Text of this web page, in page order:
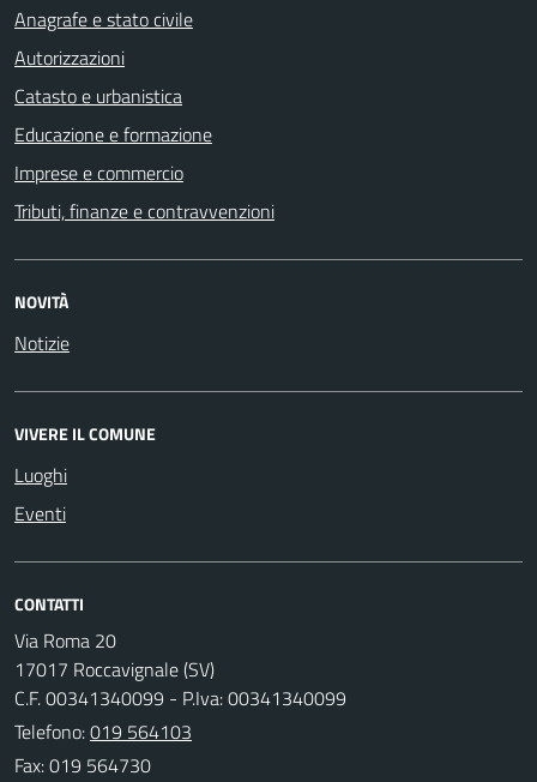
Anagrafe e stato civile
Autorizzazioni
Catasto e urbanistica
Educazione e formazione
Imprese e commercio
Tributi, finanze e contravvenzioni
NOVITÀ
Notizie
VIVERE IL COMUNE
Luoghi
Eventi
CONTATTI
Via Roma 20
17017 Roccavignale (SV)
C.F. 00341340099 - P.Iva: 00341340099
Telefono:019 564103
Fax: 019 564730